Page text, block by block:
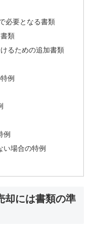
必要となる書類
類
るための追加書類
例
例
い場合の特例
却には書類の準